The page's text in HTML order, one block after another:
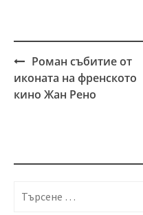
Post
navigation
Роман събитие от
иконата на френското
кино Жан Рено
Търсене